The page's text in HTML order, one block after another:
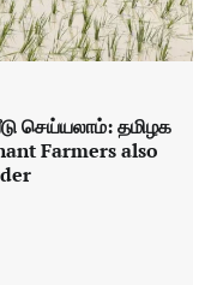
செய்யலாம்: தமிழக
Farmers also